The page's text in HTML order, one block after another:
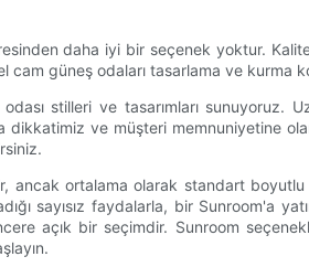
daha iyi bir seçenek yoktur.
cam güneş odaları tasarlama ve kurma
stilleri ve tasarımları sunuyoruz.
ve müşteri memnuniyetine
ancak ortalama olarak standart
sayısız faydalarla, bir Sunroom'a
açık bir seçimdir. Sunroom